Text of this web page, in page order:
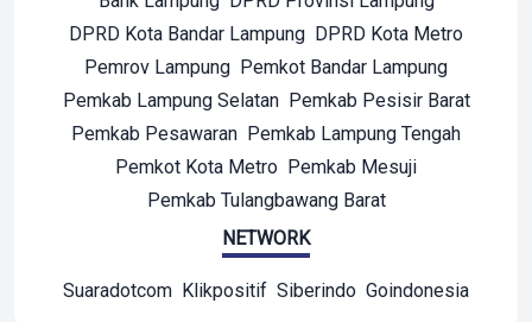
DPRD Kota Bandar Lampung DPRD Kota Metro
Pemrov Lampung Pemkot Bandar Lampung
Pemkab Lampung Selatan Pemkab Pesisir Barat
Pemkab Pesawaran Pemkab Lampung Tengah
Pemkot Kota Metro Pemkab Mesuji
Pemkab Tulangbawang Barat
NETWORK
Suaradotcom Klikpositif Siberindo Goindonesia